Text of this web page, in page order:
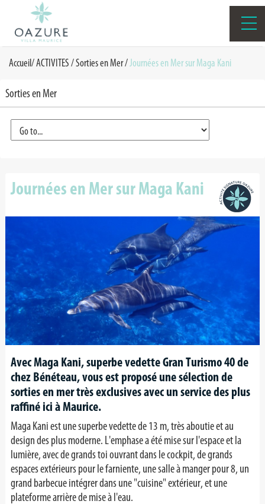
Accueil/ACTIVITES/Sorties en Mer/Journées en Mer sur Maga Kani
Sorties en Mer
Journées en Mer sur Maga Kani
Avec Maga Kani, superbe vedette Gran Turismo 40 de
chez Bénéteau, vous est proposé une sélection de
sorties en mer très exclusives avec un service des plus
raffiné ici à Maurice.
Maga Kani est une superbe vedette de 13 m, très aboutie et au
design des plus moderne. L'emphase a été mise sur l'espace et la
lumière, avec de grands toi ouvrant dans le cockpit, de grands
espaces extérieurs pour le farniente, une salle à manger pour 8, un
grand barbecue intégrer dans une "cuisine" extérieur, et une
plateforme arrière de mise à l'eau.